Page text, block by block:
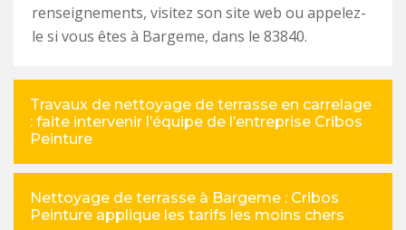
renseignements, visitez son site web ou appelez-
le si vous êtes à Bargeme, dans le 83840.
Travaux de nettoyage de terrasse en carrelage
: faite intervenir l’équipe de l’entreprise Cribos
Peinture
Nettoyage de terrasse à Bargeme : Cribos
Peinture applique les tarifs les moins chers